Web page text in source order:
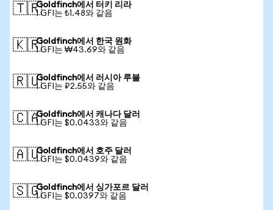
🇹🇷Goldfinch에서 터키 리라
1 GFI는 ₺1.48와 같음
🇰🇷Goldfinch에서 한국 원화
1 GFI는 ₩43.69와 같음
🇷🇺Goldfinch에서 러시아 루블
1 GFI는 ₽2.55와 같음
🇨🇦Goldfinch에서 캐나다 달러
1 GFI는 $0.0433와 같음
🇦🇺Goldfinch에서 호주 달러
1 GFI는 $0.0439와 같음
🇸🇬Goldfinch에서 싱가포르 달러
1 GFI는 $0.0397와 같음